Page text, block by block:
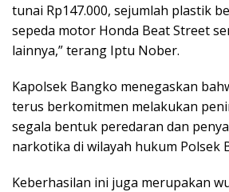
tunai Rp147.000, sejumlah plastik
sepeda motor Honda Beat Street
lainnya,” terang Iptu Nober.
Kapolsek Bangko menegaskan
terus berkomitmen melakukan
segala bentuk peredaran dan
narkotika di wilayah hukum Polsek
Keberhasilan ini juga merupakan